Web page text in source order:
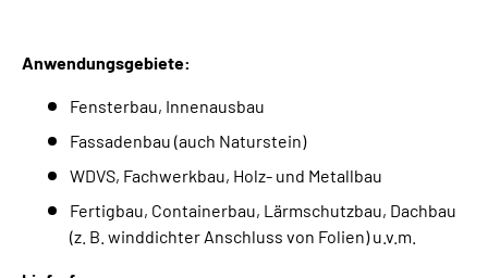
Anwendungsgebiete:
Fensterbau, Innenausbau
Fassadenbau (auch Naturstein)
WDVS, Fachwerkbau, Holz- und Metallbau
Fertigbau, Containerbau, Lärmschutzbau, Dachbau
(z. B. winddichter Anschluss von Folien) u.v.m.